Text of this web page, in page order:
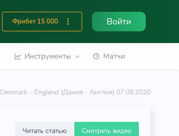
Фрибет 15 000 Войти
Инструменты Матчи
Denmark - England (Дания - Англия) 07.09.2020
Читать статью Смотреть видео